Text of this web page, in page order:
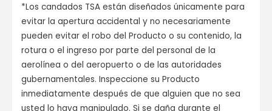
*Los candados TSA están diseñados únicamente para
evitar la apertura accidental y no necesariamente
pueden evitar el robo del Producto o su contenido, la
rotura o el ingreso por parte del personal de la
aerolínea o del aeropuerto o de las autoridades
gubernamentales. Inspeccione su Producto
inmediatamente después de que alguien que no sea
usted lo haya manipulado. Si se daña durante el